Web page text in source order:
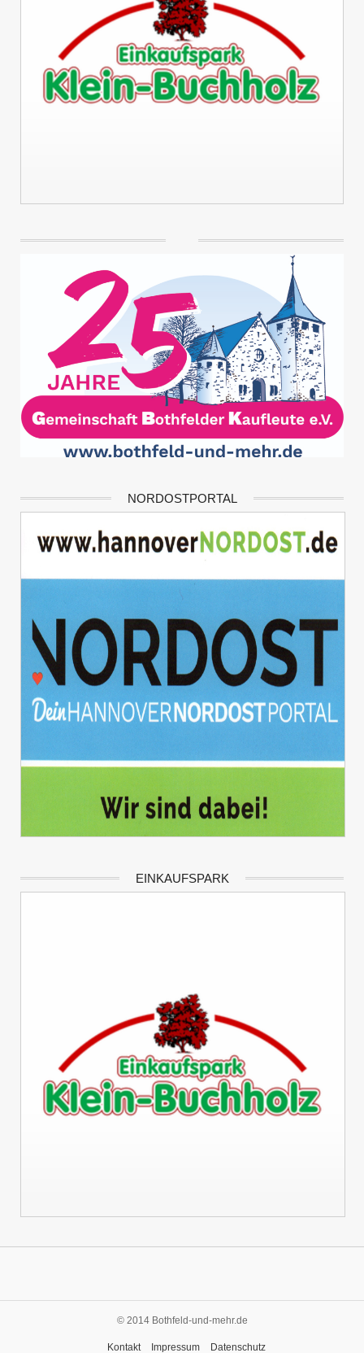
NORDOSTPORTAL
EINKAUFSPARK
© 2014 Bothfeld-und-mehr.de
Kontakt Impressum Datenschutz